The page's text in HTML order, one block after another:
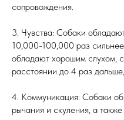
сопровождения.
3. Чувства: Собаки
10,000-100,000 раз
обладают хорошим слухом,
расстоянии до 4 раз
4. Коммуникация: Собаки
рычания и скуления, а